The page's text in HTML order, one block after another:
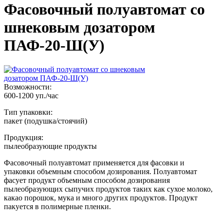
Фасовочный полуавтомат со
шнековым дозатором
ПАФ-20-Ш(У)
Возможности:
600-1200 уп./час
Тип упаковки:
пакет (подушка/стоячий)
Продукция:
пылеобразующие продукты
Фасовочный полуавтомат применяется для фасовки и
упаковки объемным способом дозирования. Полуавтомат
фасует продукт объемным способом дозирования
пылеобразующих сыпучих продуктов таких как сухое молоко,
какао порошок, мука и много других продуктов. Продукт
пакуется в полимерные пленки.